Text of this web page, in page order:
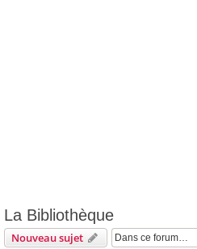
La Bibliothèque
Nouveau sujet